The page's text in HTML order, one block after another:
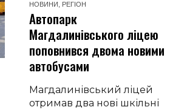
НОВИНИ
РЕГІОН
Автопарк
Магдалинівського ліцею
поповнився двома новими
автобусами
Магдалинівський ліцей
отримав два нові шкільні